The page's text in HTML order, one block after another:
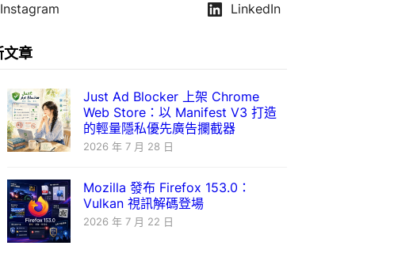
Instagram
LinkedIn
文章
Just Ad Blocker 上架 Chrome
Web Store：以 Manifest V3 打造
的輕量隱私優先廣告攔截器
2026 年 7 月 28 日
Mozilla 發布 Firefox 153.0：
Vulkan 視訊解碼登場
2026 年 7 月 22 日